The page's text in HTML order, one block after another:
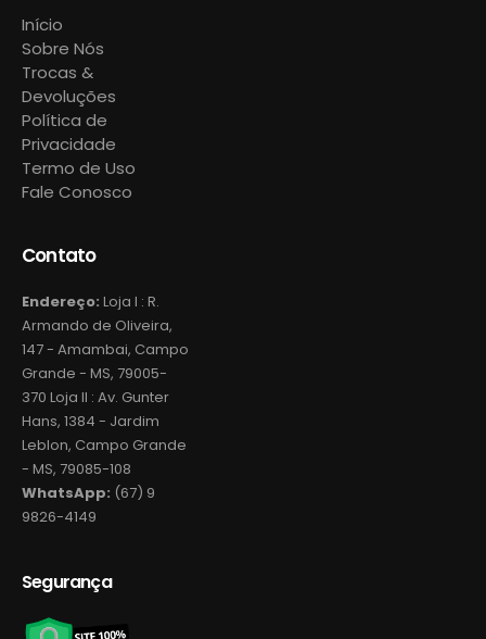
Início
Sobre Nós
Trocas &
Devoluções
Política de
Privacidade
Termo de Uso
Fale Conosco
Contato
Endereço: Loja I : R.
Armando de Oliveira,
147 - Amambai, Campo
Grande - MS, 79005-
370 Loja II : Av. Gunter
Hans, 1384 - Jardim
Leblon, Campo Grande
- MS, 79085-108
WhatsApp: (67) 9
9826-4149
Segurança